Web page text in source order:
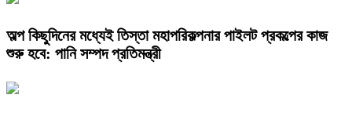
অল্প কিছুদিনের মধ্যেই তিস্তা মহাপরিকল্পনার পাইলট প্রকল্পের কাজ
শুরু হবে: পানি সম্পদ প্রতিমন্ত্রী